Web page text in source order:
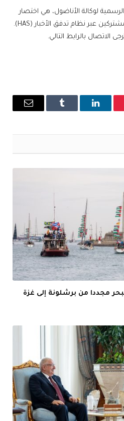
لوكالة الأناضول، هي اختصار
لجزء من الأخبار التي تُعرض للمشتركين عبر نظام تدفق الأخبار (HAS).
الاتصال بالرابط التالي.
لينكدإن Tumblr
البريد
مجددا من برشلونة إلى غزة